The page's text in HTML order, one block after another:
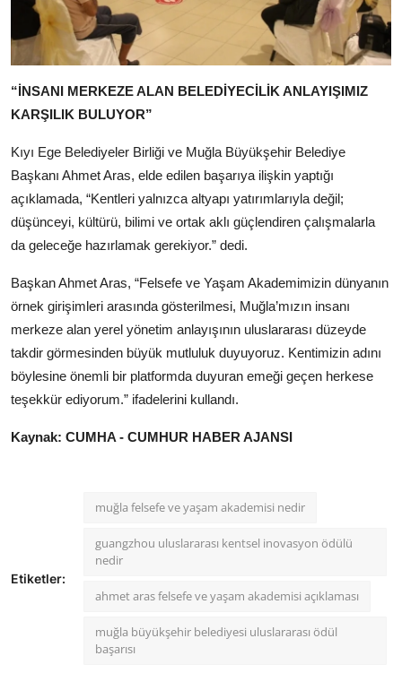
“İNSANI MERKEZE ALAN BELEDİYECİLİK ANLAYIŞIMIZ
KARŞILIK BULUYOR”
Kıyı Ege Belediyeler Birliği ve Muğla Büyükşehir Belediye
Başkanı Ahmet Aras, elde edilen başarıya ilişkin yaptığı
açıklamada, “Kentleri yalnızca altyapı yatırımlarıyla değil;
düşünceyi, kültürü, bilimi ve ortak aklı güçlendiren çalışmalarla
da geleceğe hazırlamak gerekiyor.” dedi.
Başkan Ahmet Aras, “Felsefe ve Yaşam Akademimizin dünyanın
örnek girişimleri arasında gösterilmesi, Muğla’mızın insanı
merkeze alan yerel yönetim anlayışının uluslararası düzeyde
takdir görmesinden büyük mutluluk duyuyoruz. Kentimizin adını
böylesine önemli bir platformda duyuran emeği geçen herkese
teşekkür ediyorum.” ifadelerini kullandı.
Kaynak: CUMHA - CUMHUR HABER AJANSI
Etiketler:
muğla felsefe ve yaşam akademisi nedir
guangzhou uluslararası kentsel inovasyon ödülü
nedir
ahmet aras felsefe ve yaşam akademisi açıklaması
muğla büyükşehir belediyesi uluslararası ödül
başarısı